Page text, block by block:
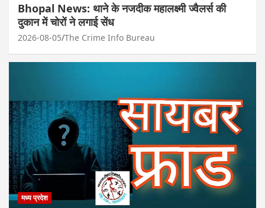
Bhopal News: थाने के नजदीक महालक्ष्मी ज्वैलर्स की
दुकान में चोरों ने लगाई सेंध
2026-08-05 The Crime Info Bureau
मध्य प्रदेश